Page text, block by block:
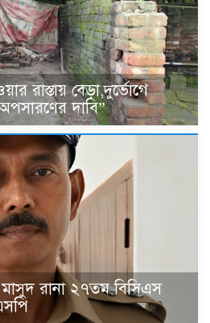
রাস্তায় বেড়া,দুর্ভোগে
অপসারণের দাবি”
মাসুদ রানা ২৭তম বিসিএস